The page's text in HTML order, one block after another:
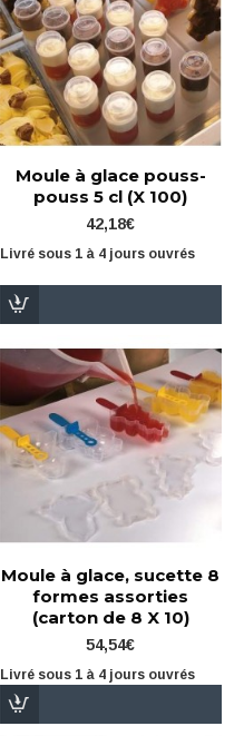
Moule à glace pouss-
pouss 5 cl (X 100)
42,18€
Livré sous 1 à 4 jours ouvrés
Moule à glace, sucette 8
formes assorties
(carton de 8 X 10)
54,54€
Livré sous 1 à 4 jours ouvrés